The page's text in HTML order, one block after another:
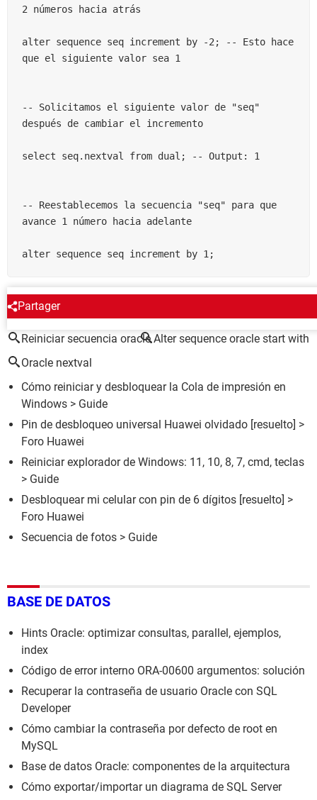
2 números hacia atrás
alter sequence seq increment by -2; -- Esto hace
que el siguiente valor sea 1
-- Solicitamos el siguiente valor de "seq"
después de cambiar el incremento
select seq.nextval from dual; -- Output: 1
-- Reestablecemos la secuencia "seq" para que
avance 1 número hacia adelante
alter sequence seq increment by 1;
Partager
ALREDEDOR DEL MISMO TEMA
Reiniciar secuencia oracle Alter sequence oracle start with
Oracle nextval
Cómo reiniciar y desbloquear la Cola de impresión en
Windows > Guide
Pin de desbloqueo universal Huawei olvidado [resuelto] >
Foro Huawei
Reiniciar explorador de Windows: 11, 10, 8, 7, cmd, teclas
> Guide
Desbloquear mi celular con pin de 6 dígitos [resuelto] >
Foro Huawei
Secuencia de fotos > Guide
BASE DE DATOS
Hints Oracle: optimizar consultas, parallel, ejemplos,
index
Código de error interno ORA-00600 argumentos: solución
Recuperar la contraseña de usuario Oracle con SQL
Developer
Cómo cambiar la contraseña por defecto de root en
MySQL
Base de datos Oracle: componentes de la arquitectura
Cómo exportar/importar un diagrama de SQL Server